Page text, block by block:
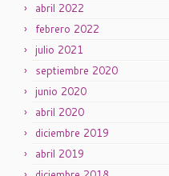
abril 2022
febrero 2022
julio 2021
septiembre 2020
junio 2020
abril 2020
diciembre 2019
abril 2019